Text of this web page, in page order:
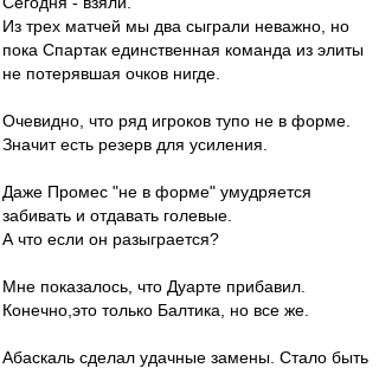
Из трех матчей мы два сыграли неважно, но
пока Спартак единственная команда из элиты
не потерявшая очков нигде.
Очевидно, что ряд игроков тупо не в форме.
Значит есть резерв для усиления.
Даже Промес "не в форме" умудряется
забивать и отдавать голевые.
А что если он разыграется?
Мне показалось, что Дуарте прибавил.
Конечно,это только Балтика, но все же.
Абаскаль сделал удачные замены. Стало быть